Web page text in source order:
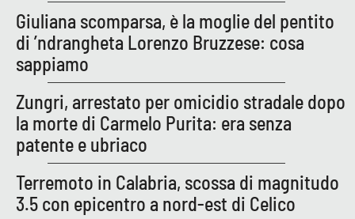
Destinazioni
Eventi
Food
Storie
LAC
NETWORK
Giuliana scomparsa, è la moglie del pentito
di ’ndrangheta Lorenzo Bruzzese: cosa
sappiamo
Zungri, arrestato per omicidio stradale dopo
la morte di Carmelo Purita: era senza
patente e ubriaco
Terremoto in Calabria, scossa di magnitudo
3.5 con epicentro a nord-est di Celico